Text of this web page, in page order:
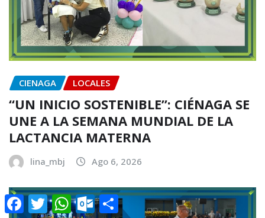
CIENAGA LOCALES
“UN INICIO SOSTENIBLE”: CIÉNAGA SE
UNE A LA SEMANA MUNDIAL DE LA
LACTANCIA MATERNA
lina_mbj Ago 6, 2026
Facebook
TwitterWhatsAppOutlook.com
Compartir